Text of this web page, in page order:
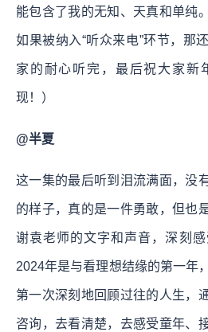
能包含了我的无知、天真和单纯
如果被纳入“听众来电”环节，那
家的耐心听完，最后祝大家新
现！）
@半夏
这一集的最后听到泪流满面，没
的样子，真的是一件勇敢，但也
谢袁老师的文字和声音，深刻感
2024年是与看理想结缘的第一年
第一次深刻地回顾过往的人生，
咨询，去看清楚，去感受童年、